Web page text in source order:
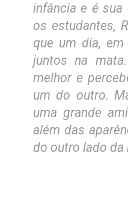
infância e é sua
os estudantes,
que um dia,
juntos na
melhor e
um do outro.
uma grande
além das
do outro lado da